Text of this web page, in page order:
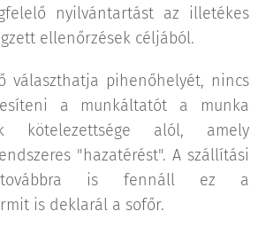
nyilvántartást az illetékes
ellenőrzések céljából.
választhatja pihenőhelyét, nincs
a munkáltatót a munka
kötelezettsége alól, amely
"hazatérést". A szállítási
továbbra is fennáll ez a
is deklarál a sofőr.